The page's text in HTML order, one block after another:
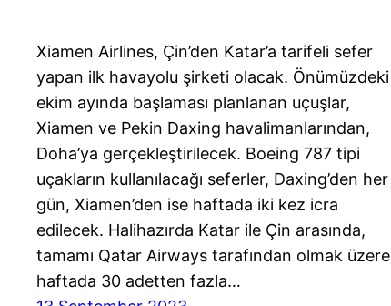
Xiamen Airlines, Çin’den Katar’a tarifeli sefer
yapan ilk havayolu şirketi olacak. Önümüzdeki
ekim ayında başlaması planlanan uçuşlar,
Xiamen ve Pekin Daxing havalimanlarından,
Doha’ya gerçekleştirilecek. Boeing 787 tipi
uçakların kullanılacağı seferler, Daxing’den her
gün, Xiamen’den ise haftada iki kez icra
edilecek. Halihazırda Katar ile Çin arasında,
tamamı Qatar Airways tarafından olmak üzere
haftada 30 adetten fazla…